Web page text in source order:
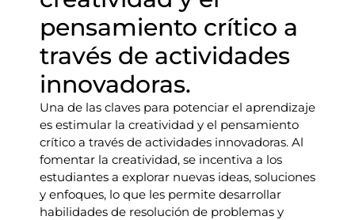
pensamiento crítico a
través de actividades
innovadoras.
Una de las claves para potenciar el aprendizaje
es estimular la creatividad y el pensamiento
crítico a través de actividades innovadoras. Al
fomentar la creatividad, se incentiva a los
estudiantes a explorar nuevas ideas, soluciones
y enfoques, lo que les permite desarrollar
habilidades de resolución de problemas y